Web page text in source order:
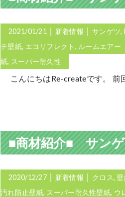
2021/01/21 新着情報 サンゲツ,
チ壁紙, エコリフレクト , ルームエアー
紙, スーパー耐久性
こんにちはRe-createです。
2020/12/27 新着情報 クロス,
汚れ防止壁紙, スーパー耐久性壁紙, ウ